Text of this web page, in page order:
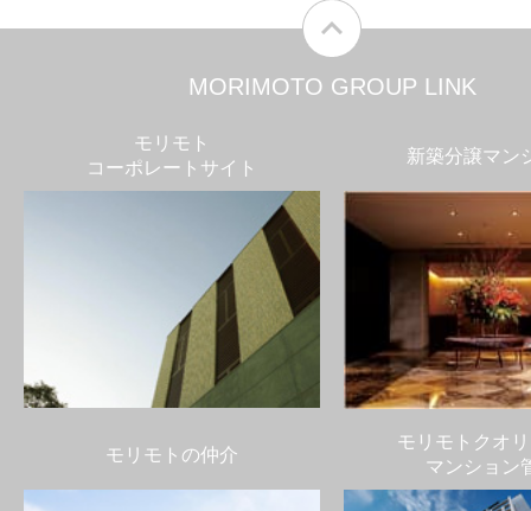
MORIMOTO GROUP LINK
モリモト
コーポレートサイト
新築分譲マン
モリモトの仲介
モリモトクオ
マンション